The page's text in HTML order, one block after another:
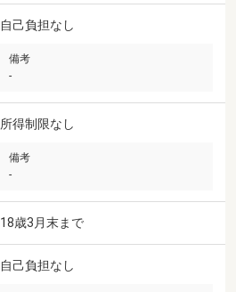
自己負担なし
備考
-
所得制限なし
備考
-
18歳3月末まで
自己負担なし